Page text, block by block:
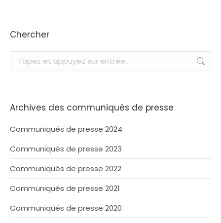
Chercher
Recherche
Archives des communiqués de presse
Communiqués de presse 2024
Communiqués de presse 2023
Communiqués de presse 2022
Communiqués de presse 2021
Communiqués de presse 2020